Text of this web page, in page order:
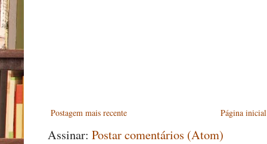
Postagem mais recente Página inicial
Assinar: Postar comentários (Atom)